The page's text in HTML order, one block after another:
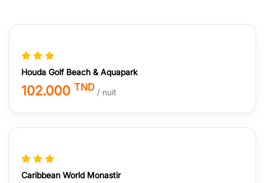
Houda Golf Beach & Aquapark
102.000 TND / nuit
Caribbean World Monastir